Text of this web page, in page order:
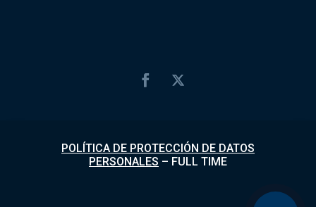
POLÍTICA DE PROTECCIÓN DE DATOS
PERSONALES – FULL TIME